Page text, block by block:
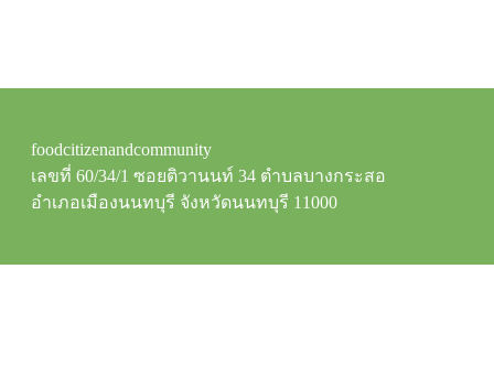
foodcitizenandcommunity
เลขที่ 60/34/1 ซอยติวานนท์ 34 ตำบลบางกระสอ
อำเภอเมืองนนทบุรี จังหวัดนนทบุรี 11000